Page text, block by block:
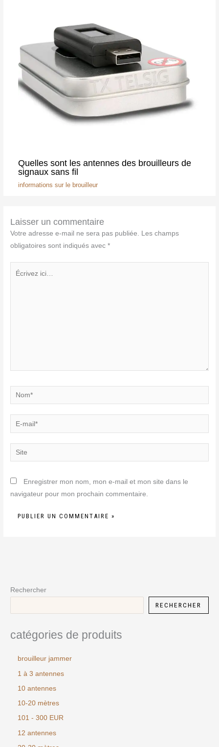
Quelles sont les antennes des brouilleurs de
signaux sans fil
informations sur le brouilleur
Laisser un commentaire
Votre adresse e-mail ne sera pas publiée. Les champs
obligatoires sont indiqués avec*
Nom*
E-
mail*
Site
Enregistrer mon nom, mon e-mail et mon site dans le
navigateur pour mon prochain commentaire.
Rechercher
RECHERCHER
catégories de produits
brouilleur jammer
1 à 3 antennes
10 antennes
10-20 mètres
101 - 300 EUR
12 antennes